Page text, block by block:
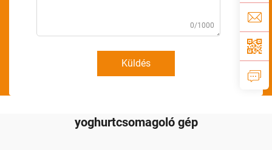
0/1000
Küldés
yoghurtcsomagoló gép